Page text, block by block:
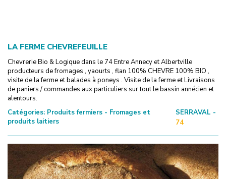
LA FERME CHEVREFEUILLE
Chevrerie Bio & Logique dans le 74 Entre Annecy et Albertville
producteurs de fromages , yaourts , flan 100% CHEVRE 100% BIO ,
visite de la ferme et balades à poneys . Visite de la ferme et Livraisons
de paniers / commandes aux particuliers sur tout le bassin annécien et
alentours.
Catégories: Produits fermiers - Fromages et
produits laitiers
SERRAVAL -
74